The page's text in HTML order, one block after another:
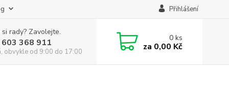
Přihlášení
rady? Zavolejte.
368 911
obvykle od 9:00 do 17:00
0ks
za 0,00 Kč